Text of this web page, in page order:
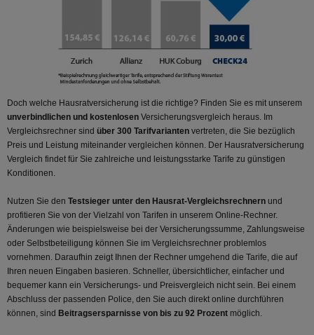
Doch welche Hausratversicherung ist die richtige? Finden Sie es mit unserem
unverbindlichen und kostenlosen Versicherungsvergleich heraus. Im
Vergleichsrechner sind über 300 Tarifvarianten vertreten, die Sie bezüglich
Preis und Leistung miteinander vergleichen können. Der Hausratversicherung
Vergleich findet für Sie zahlreiche und leistungsstarke Tarife zu günstigen
Konditionen.
Nutzen Sie den Testsieger unter den Hausrat-Vergleichsrechnern und
profitieren Sie von der Vielzahl von Tarifen in unserem Online-Rechner.
Änderungen wie beispielsweise bei der Versicherungssumme, Zahlungsweise
oder Selbstbeteiligung können Sie im Vergleichsrechner problemlos
vornehmen. Daraufhin zeigt Ihnen der Rechner umgehend die Tarife, die auf
Ihren neuen Eingaben basieren. Schneller, übersichtlicher, einfacher und
bequemer kann ein Versicherungs- und Preisvergleich nicht sein. Bei einem
Abschluss der passenden Police, den Sie auch direkt online durchführen
können, sind Beitragsersparnisse von bis zu 92 Prozent möglich.